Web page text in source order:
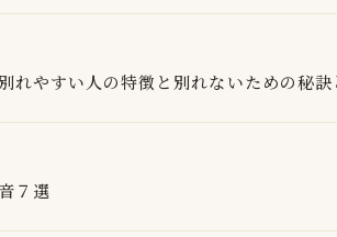
れやすい人の特徴と別れないための秘訣
７選